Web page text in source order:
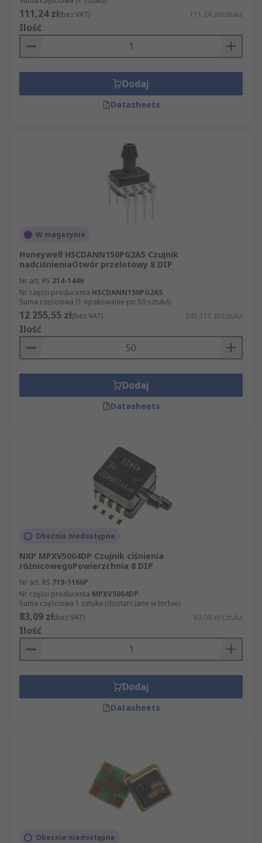
111,24 zł(bez VAT) 111,24 zł/sztuka
Ilość
Dodaj
Datasheets
W magazynie
Honeywell HSCDANN150PG2A5 Czujnik
nadciśnieniaOtwór przelotowy 8 DIP
Nr art. RS 214-1446
Nr części producenta HSCDANN150PG2A5
Suma częściowa (1 opakowanie po 50 sztuk/i)
12 255,55 zł(bez VAT) 245,111 zł/sztuka
Ilość
Dodaj
Datasheets
Obecnie niedostępne
NXP MPXV5004DP Czujnik ciśnienia
różnicowegoPowierzchnia 8 DIP
Nr art. RS 719-1166P
Nr części producenta MPXV5004DP
Suma częściowa 1 sztuka (dostarczane w torbie)
83,09 zł(bez VAT) 83,09 zł/sztuka
Ilość
Dodaj
Datasheets
Obecnie niedostępne